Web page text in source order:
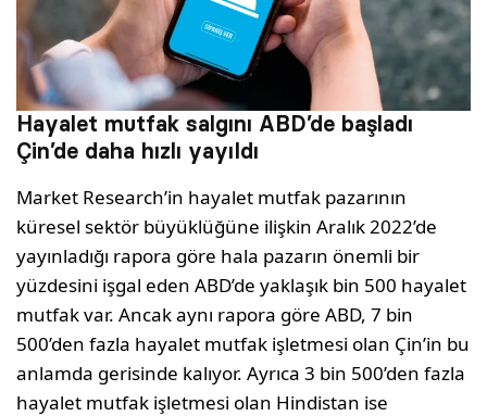
Hayalet mutfak salgını ABD’de başladı
Çin’de daha hızlı yayıldı
Market Research’in hayalet mutfak paza­rının
küresel sektör büyüklüğüne ilişkin Aralık 2022’de
yayınladığı rapora göre hala pazarın önemli bir
yüzdesini işgal eden ABD’de yaklaşık bin 500 hayalet
mutfak var. Ancak aynı rapora göre ABD, 7 bin
500’den fazla hayalet mutfak işletmesi olan Çin’in bu
anlamda gerisinde kalıyor. Ayrıca 3 bin 500’den fazla
hayalet mutfak işletmesi olan Hindistan ise